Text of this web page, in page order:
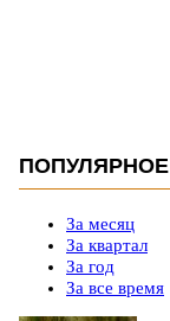
ПОПУЛЯРНОЕ
За месяц
За квартал
За год
За все время